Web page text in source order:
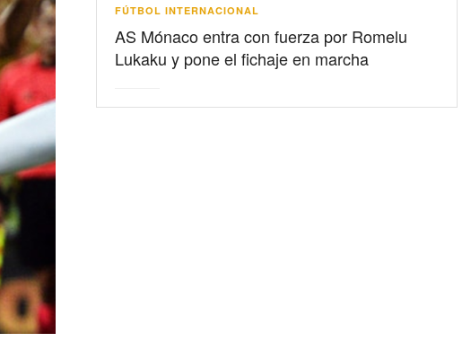
FÚTBOL INTERNACIONAL
AS Mónaco entra con fuerza por Romelu
Lukaku y pone el fichaje en marcha